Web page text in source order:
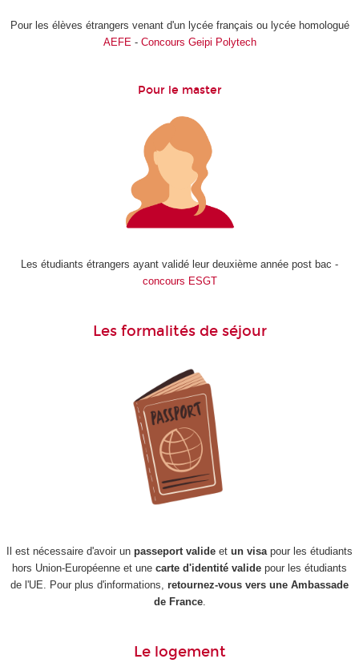
Pour les élèves étrangers venant d'un lycée français ou lycée homologué
AEFE - Concours Geipi Polytech
Pour le master
Les étudiants étrangers ayant validé leur deuxième année post bac -
concours ESGT
Les formalités de séjour
Il est nécessaire d'avoir un passeport valide et un visa pour les étudiants
hors Union-Européenne et une carte d'identité valide pour les étudiants
de l'UE. Pour plus d'informations, retournez-vous vers une Ambassade
de France.
Le logement